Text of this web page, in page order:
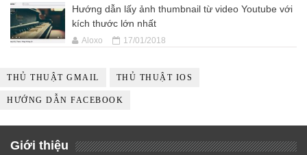
Hướng dẫn lấy ảnh thumbnail từ video Youtube với
kích thước lớn nhất
Aloxo 17/01/2018
THỦ THUẬT GMAIL THỦ THUẬT IOS
HƯỚNG DẪN FACEBOOK
Giới thiệu